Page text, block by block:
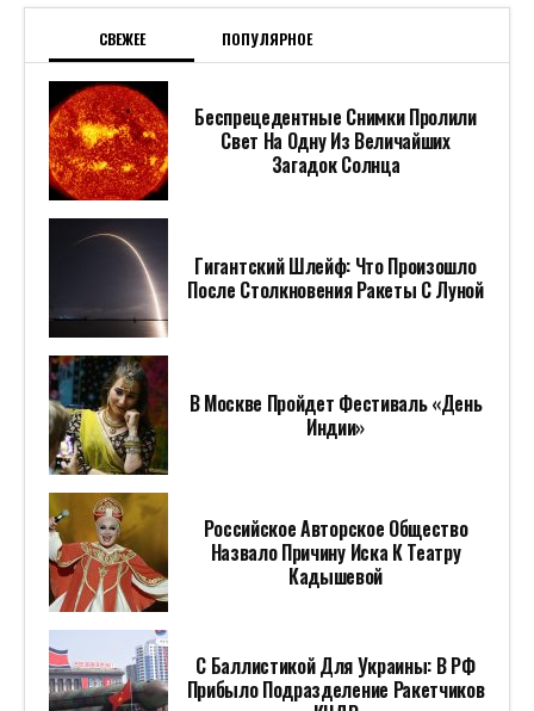
СВЕЖЕЕ ПОПУЛЯРНОЕ
Беспрецедентные Снимки Пролили
Свет На Одну Из Величайших
Загадок Солнца
Гигантский Шлейф: Что Произошло
После Столкновения Ракеты С Луной
В Москве Пройдет Фестиваль «День
Индии»
Российское Авторское Общество
Назвало Причину Иска К Театру
Кадышевой
С Баллистикой Для Украины: В РФ
Прибыло Подразделение Ракетчиков